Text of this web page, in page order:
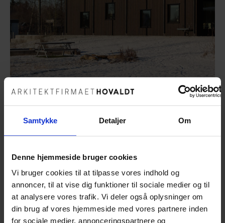
Samtykke Detaljer Om
Denne hjemmeside bruger cookies
Vi bruger cookies til at tilpasse vores indhold og
annoncer, til at vise dig funktioner til sociale medier og til
at analysere vores trafik. Vi deler også oplysninger om
din brug af vores hjemmeside med vores partnere inden
for sociale medier, annonceringspartnere og
Børnehuset Sejs Svejbæk der en integreret
børneinstitution med vuggestue og børnehave var
Daginstitutionen der er opført som en firlænget gård er
udført hovedsageligt i træ og med grønne tage og store
Dommerkomitéen udtalte flg. om byggeriet: